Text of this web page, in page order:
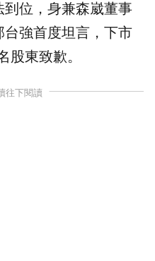
位，身兼森崴董事
台強首度坦言，下市
股東致歉。
往下閱讀